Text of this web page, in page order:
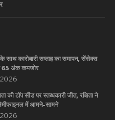
के साथ कारोबारी सप्ताह का समापन, सेंसेक्स
65 अंक कमजोर
की टॉप सीड पर स्तब्धकारी जीत, रक्षिता ने
सेमीफाइनल में आमने-सामने